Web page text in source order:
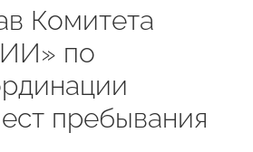
Комитета
по
пребывания